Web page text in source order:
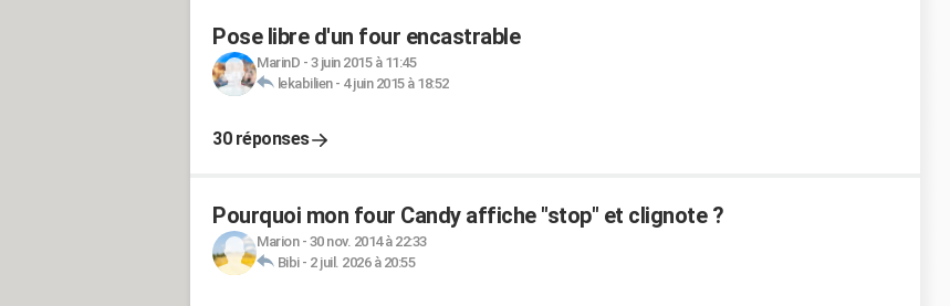
Pose libre d'un four encastrable
MarinD - 3 juin 2015 à 11:45
lekabilien- 4 juin 2015 à 18:52
30 réponses
Pourquoi mon four Candy affiche "stop" et clignote ?
Marion- 30 nov. 2014 à 22:33
Bibi- 2 juil. 2026 à 20:55